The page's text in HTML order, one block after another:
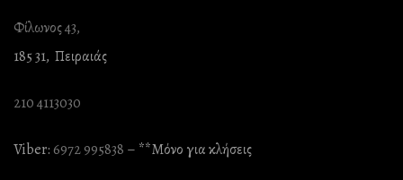
Φίλωνος 43,
185 31, Πειραιάς
210 4113030
Viber:6972 995838 – **Mόνο για κλήσεις